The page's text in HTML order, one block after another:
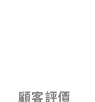
顧客評價